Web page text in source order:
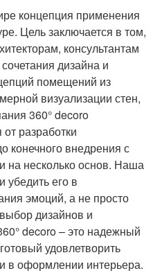
концепция применения
Цель заключается в том,
консультантам
дизайна и
помещений из
визуализации стен,
360° decoro
разработки
конечного внедрения с
на несколько основ. Наша
убедить его в
эмоций, а не просто
дизайнов и
decoro – это надежный
удовлетворить
в оформлении интерьера.